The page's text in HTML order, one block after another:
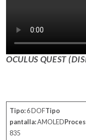
OCULUS QUEST
Tipo:6 DOFTipo
pantalla:AMOLED
835